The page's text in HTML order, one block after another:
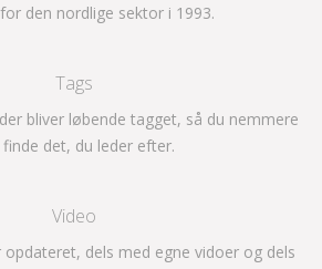
den nordlige sektor i 1993.
Tags
bliver løbende tagget, så du nemmere
finde det, du leder efter.
Video
dels med egne vidoer og dels